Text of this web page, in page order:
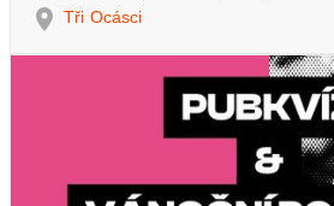
Tři Ocásci